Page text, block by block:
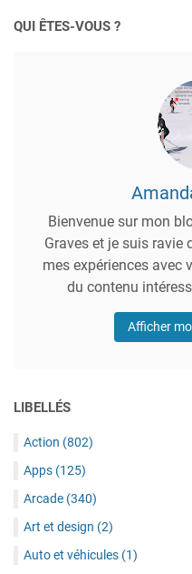
QUI ÊTES-VOUS ?
Bienvenue sur mon
Graves et je suis ravie
mes expériences avec
du contenu
Afficher
LIBELLÉS
Action (802)
Apps (125)
Arcade (340)
Art et design (2)
Auto et véhicules (1)